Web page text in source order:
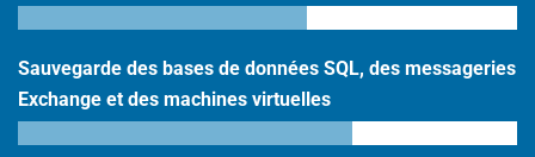
Sauvegarde des bases de données SQL, des messageries
Exchange et des machines virtuelles